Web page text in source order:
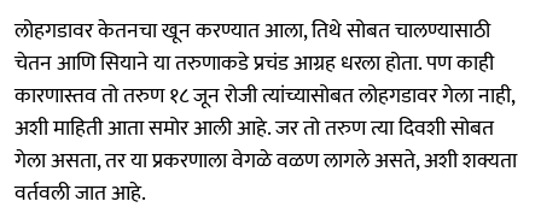
लोहगडावर केतनचा खून करण्यात आला, तिथे सोबत चालण्यासाठी
चेतन आणि सियाने या तरुणाकडे प्रचंड आग्रह धरला होता. पण काही
कारणास्तव तो तरुण १८ जून रोजी त्यांच्यासोबत लोहगडावर गेला नाही,
अशी माहिती आता समोर आली आहे. जर तो तरुण त्या दिवशी सोबत
गेला असता, तर या प्रकरणाला वेगळे वळण लागले असते, अशी शक्यता
वर्तवली जात आहे.